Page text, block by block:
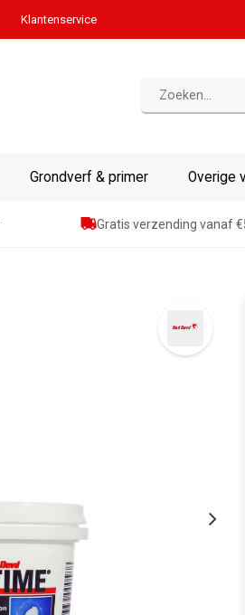
Klantenservice
Grondverf & primer Overige
Gratis verzending vanaf